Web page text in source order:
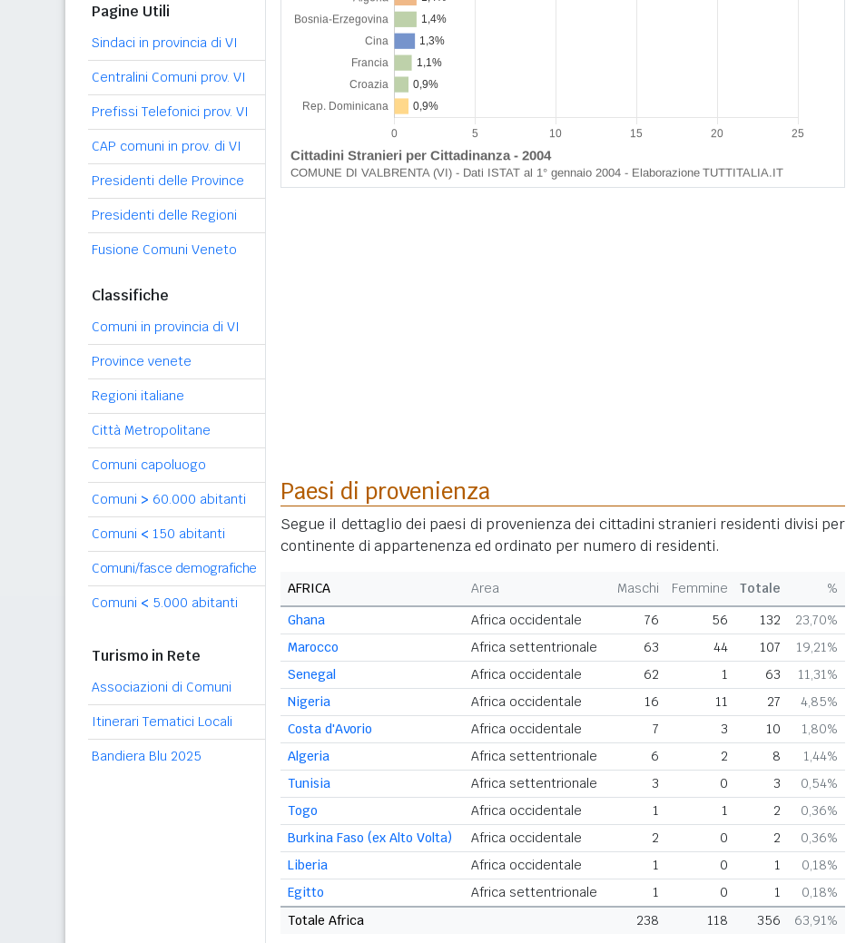
Pagine Utili
Sindaci in provincia di VI
Centralini Comuni prov. VI
Prefissi Telefonici prov. VI
CAP comuni in prov. di VI
Presidenti delle Province
Presidenti delle Regioni
Fusione Comuni Veneto
Classifiche
Comuni in provincia di VI
Province venete
Regioni italiane
Città Metropolitane
Comuni capoluogo
Comuni > 60.000 abitanti
Comuni < 150 abitanti
Comuni/fasce demografiche
Comuni < 5.000 abitanti
Turismo in Rete
Associazioni di Comuni
Itinerari Tematici Locali
Bandiera Blu 2025
Paesi di provenienza
Segue il dettaglio dei paesi di provenienza dei cittadini stranieri residenti divisi per
continente di appartenenza ed ordinato per numero di residenti.
AFRICA Area Maschi Femmine Totale
%
Ghana
Africa occidentale 76 56 132
23,70%
Marocco
Africa settentrionale 63 44 107
19,21%
Senegal
Africa occidentale 62 1 63
11,31%
Nigeria
Africa occidentale 16 11 27
4,85%
Costa d'Avorio
Africa occidentale 7 3 10
1,80%
Algeria
Africa settentrionale 6 2 8
1,44%
Tunisia
Africa settentrionale 3 0 3
0,54%
Togo
Africa occidentale 1 1 2
0,36%
Burkina Faso (ex Alto Volta)
Africa occidentale 2 0 2
0,36%
Liberia
Africa occidentale 1 0 1
0,18%
Egitto
Africa settentrionale 1 0 1
0,18%
Totale Africa
238 118 356 63,91%